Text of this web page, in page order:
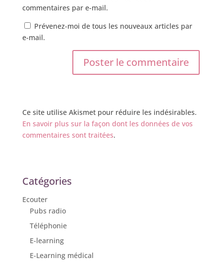
commentaires par e-mail.
Prévenez-moi de tous les nouveaux articles par
e-mail.
Ce site utilise Akismet pour réduire les indésirables.
En savoir plus sur la façon dont les données de vos
commentaires sont traitées.
Catégories
Ecouter
Pubs radio
Téléphonie
E-learning
E-Learning médical